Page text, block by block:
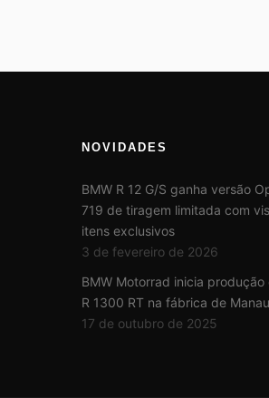
NOVIDADES
BMW R 12 G/S ganha versão
719 de tiragem limitada com
itens exclusivos
3 de fevereiro de 2026
BMW Motorrad inicia produção
R 1300 RT na fábrica de
17 de outubro de 2025